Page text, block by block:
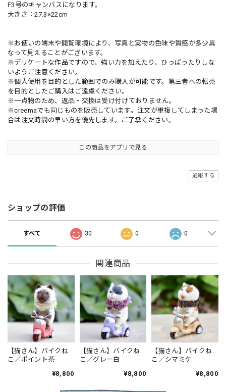
F3号のキャンバスになります。
大きさ：27.3×22cm
※お使いの端末や閲覧環境により、写真と実物の色味や質感が多少異
なって見えることがございます。
※デリケートな作品ですので、強い力を加えたり、ひっぱったりしな
いようご注意ください。
※個人使用を目的とした範囲でのみ購入が可能です。第三者への転売
を目的としたご購入はご遠慮ください。
※一点物のため、返品・交換は受け付けておりません。
※creemaでも同じものを販売しています。注文が重複してしまった場
合は注文時間の早い方を優先します。ご了承ください。
この商品をアプリで見る
通報する
ショップの評価
すべて 30 0 0
関連商品
【猫さん】バイクね
こ／ポイント茶
¥8,800
【猫さん】バイクね
こ／グレー白
¥8,800
【猫さん】バイクね
こ／シマミケ
¥8,800